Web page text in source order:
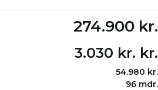
274.900 kr.
3.030 kr. kr.
54.980 kr.
96 mdr.